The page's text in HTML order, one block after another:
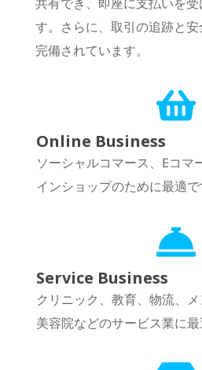
す。さらに、取引の追跡と
完備されています。
Online Business
ソーシャルコマース、Eコマ
インショップのために最適で
Service Business
クリニック、教育、物流、
美容院などのサービス業に最